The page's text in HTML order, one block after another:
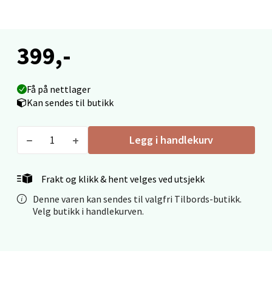
399,-
Få på nettlager
Kan sendes til butikk
Legg i handlekurv
Frakt og klikk & hent velges ved utsjekk
Denne varen kan sendes til valgfri Tilbords-butikk.
Velg butikk i handlekurven.
Åpent i dag 09-19
Ålesund - Thon Senter Moa
Langelandsvegen 25, 6010 Ålesund
Åpent i dag 10-20